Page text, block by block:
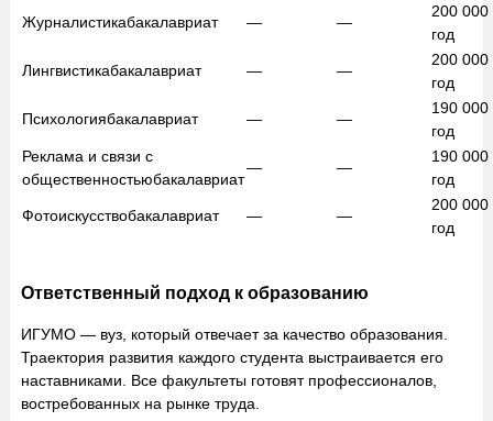
Журналистикабакалавриат — —
200 000
год
Лингвистикабакалавриат — —
200 000
год
Психологиябакалавриат — —
190 000
год
Реклама и связи с
общественностьюбакалавриат
— —
190 000
год
Фотоискусствобакалавриат — —
200 000
год
Ответственный подход к образованию
ИГУМО — вуз, который отвечает за качество образования.
Траектория развития каждого студента выстраивается его
наставниками. Все факультеты готовят профессионалов,
востребованных на рынке труда.